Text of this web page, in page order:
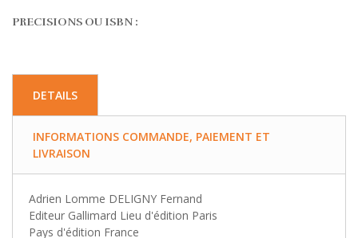
PRECISIONS OU ISBN :
DETAILS
INFORMATIONS COMMANDE, PAIEMENT ET
LIVRAISON
Adrien Lomme DELIGNY Fernand
Editeur Gallimard Lieu d'édition Paris
Pays d'édition France